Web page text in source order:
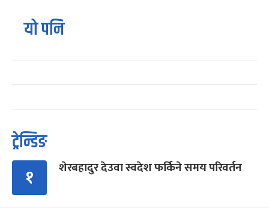
यो पनि
ट्रेन्डिङ
१ शेरबहादुर देउवा स्वदेश फर्किने समय परिवर्तन